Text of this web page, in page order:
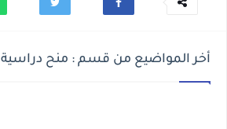
أخر المواضيع من قسم : منح دراسية